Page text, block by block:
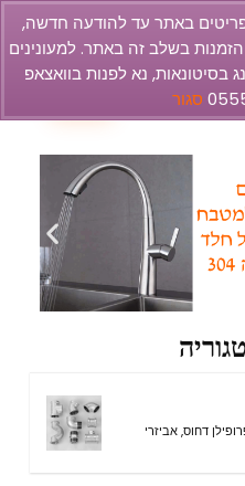
1
דחוס,אביזרי
באתר עד להודעה חדשה,
בשלב זה באתר. למעונינים
בסיטונאות, נא לפנות בוואצאפ
סגור